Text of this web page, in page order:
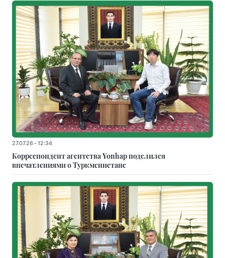
27.07.26 - 12:34
Корреспондент агентства Yonhap поделился
впечатлениями о Туркменистане